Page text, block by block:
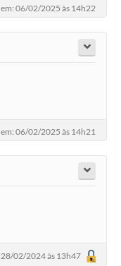
06/02/2025 às 14h22
06/02/2025 às 14h21
02/2024 às 13h47